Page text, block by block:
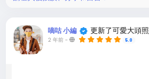
嘀咕 小編 更新了可愛大頭照
2 年前- 5.0